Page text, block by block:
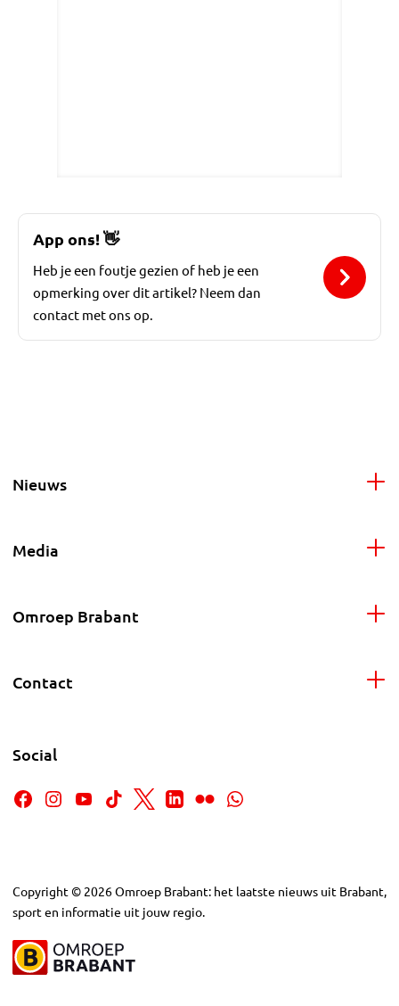
App ons!👋
Heb je een foutje gezien of heb je een
opmerking over dit artikel? Neem dan
contact met ons op.
Nieuws
Media
Omroep Brabant
Contact
Social
Copyright © 2026Omroep Brabant: het laatste nieuws uit Brabant,
sport en informatie uit jouw regio.